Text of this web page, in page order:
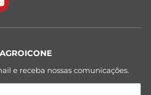
e receba nossas comunicações.